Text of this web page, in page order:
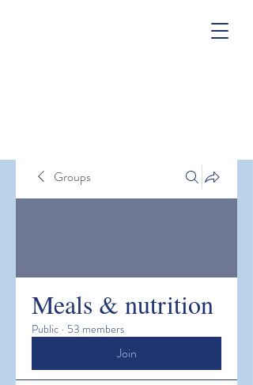
Groups
Meals & nutrition
Public · 53 members
Join